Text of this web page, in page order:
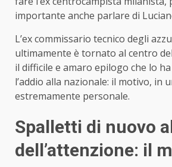
importante anche parlare di
L’ex commissario tecnico degli
ultimamente è tornato al centro
il difficile e amaro epilogo che lo
l’addio alla nazionale: il motivo, in
estremamente personale.
Spalletti di nuovo
dell’attenzione: il